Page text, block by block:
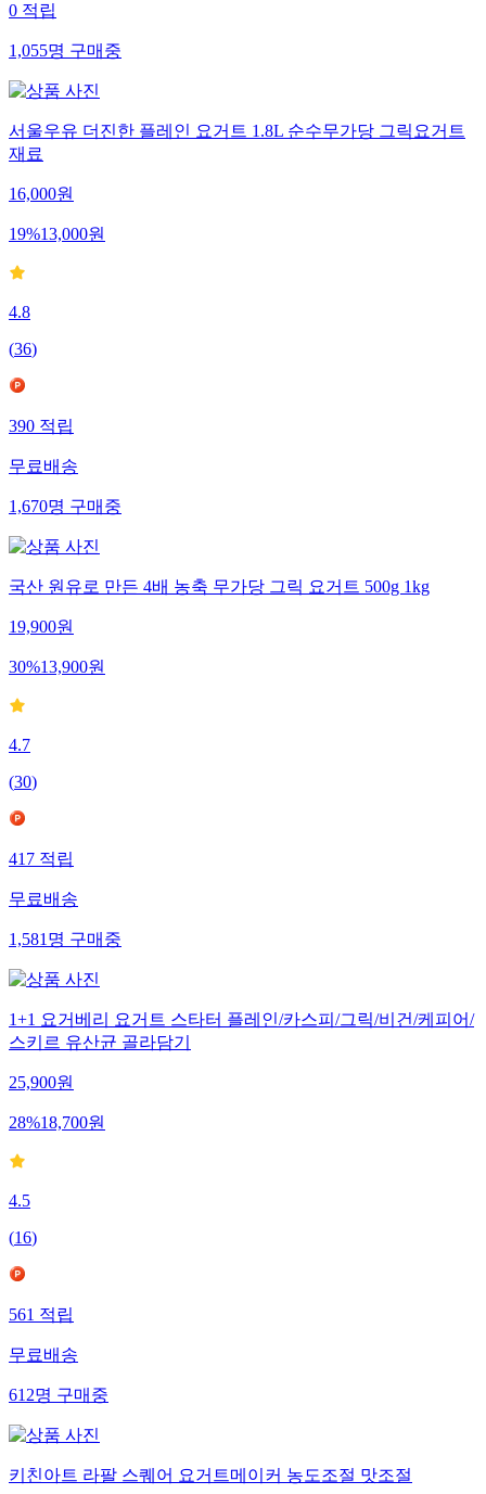
0적립
1,055명구매중
서울우유 더진한 플레인 요거트 1.8L 순수무가당 그릭요거트
재료
16,000원
19%13,000원
4.8
(36)
390적립
무료배송
1,670명구매중
국산 원유로 만든 4배 농축 무가당 그릭 요거트 500g 1kg
19,900원
30%13,900원
4.7
(30)
417적립
무료배송
1,581명구매중
1+1 요거베리 요거트 스타터 플레인/카스피/그릭/비건/케피어/
스키르 유산균 골라담기
25,900원
28%18,700원
4.5
(16)
561적립
무료배송
612명구매중
키친아트 라팔 스퀘어 요거트메이커 농도조절 맛조절